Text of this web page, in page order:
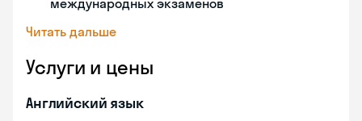
международных экзаменов
Читать дальше
Услуги и цены
Английский язык